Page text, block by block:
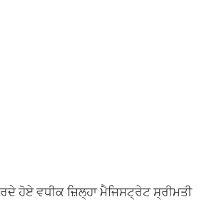
ਵਧੀਕ ਜ਼ਿਲ੍ਹਾ ਮੈਜਿਸਟ੍ਰੇਟ ਸ੍ਰੀਮਤੀ